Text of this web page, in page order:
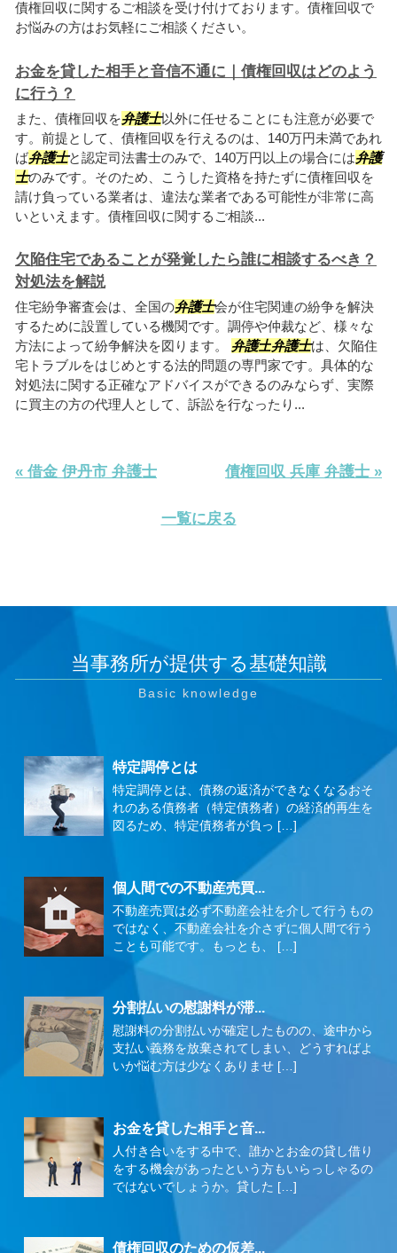
債権回収に関するご相談を受け付けております。債権回収で
お悩みの方はお気軽にご相談ください。
お金を貸した相手と音信不通に｜債権回収はどのよう
に行う？
また、債権回収を弁護士以外に任せることにも注意が必要で
す。前提として、債権回収を行えるのは、140万円未満であれ
ば弁護士と認定司法書士のみで、140万円以上の場合には弁護
士のみです。そのため、こうした資格を持たずに債権回収を
請け負っている業者は、違法な業者である可能性が非常に高
いといえます。債権回収に関するご相談...
欠陥住宅であることが発覚したら誰に相談するべき？
対処法を解説
住宅紛争審査会は、全国の弁護士会が住宅関連の紛争を解決
するために設置している機関です。調停や仲裁など、様々な
方法によって紛争解決を図ります。 弁護士弁護士は、欠陥住
宅トラブルをはじめとする法的問題の専門家です。具体的な
対処法に関する正確なアドバイスができるのみならず、実際
に買主の方の代理人として、訴訟を行なったり...
« 借金 伊丹市 弁護士 債権回収 兵庫 弁護士 »
一覧に戻る
当事務所が提供する基礎知識
特定調停とは
特定調停とは、債務の返済ができなくなるおそ
れのある債務者（特定債務者）の経済的再生を
図るため、特定債務者が負っ […]
個人間での不動産売買...
不動産売買は必ず不動産会社を介して行うもの
ではなく、不動産会社を介さずに個人間で行う
ことも可能です。もっとも、 […]
分割払いの慰謝料が滞...
慰謝料の分割払いが確定したものの、途中から
支払い義務を放棄されてしまい、どうすればよ
いか悩む方は少なくありませ […]
お金を貸した相手と音...
人付き合いをする中で、誰かとお金の貸し借り
をする機会があったという方もいらっしゃるの
ではないでしょうか。貸した […]
債権回収のための仮差...